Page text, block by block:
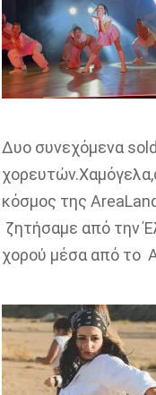
Δυο συνεχόμενα
κόσμος της
ζητήσαμε από την
χορού μέσα από το